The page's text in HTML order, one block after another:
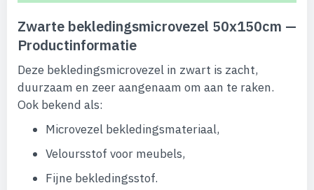
Zwarte bekledingsmicrovezel 50x150cm —
Productinformatie
Deze bekledingsmicrovezel in zwart is zacht,
duurzaam en zeer aangenaam om aan te raken.
Ook bekend als:
Microvezel bekledingsmateriaal,
Veloursstof voor meubels,
Fijne bekledingsstof.